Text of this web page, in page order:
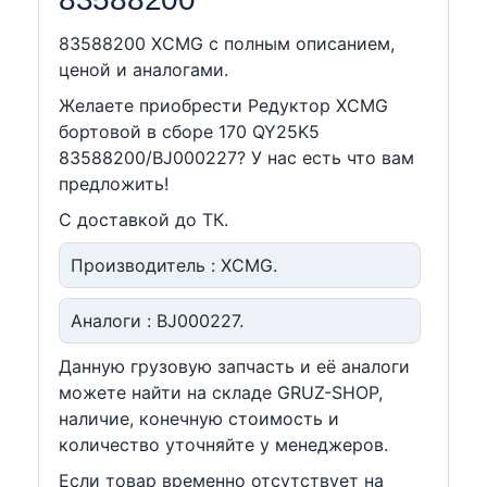
83588200 XCMG c полным описанием,
ценой и аналогами.
Желаете приобрести Редуктор XCMG
бортовой в сборе 170 QY25K5
83588200/BJ000227? У нас есть что вам
предложить!
С доставкой до ТК.
Производитель : XCMG.
Аналоги : BJ000227.
Данную грузовую запчасть и её аналоги
можете найти на складе GRUZ-SHOP,
наличие, конечную стоимость и
количество уточняйте у менеджеров.
Если товар временно отсутствует на